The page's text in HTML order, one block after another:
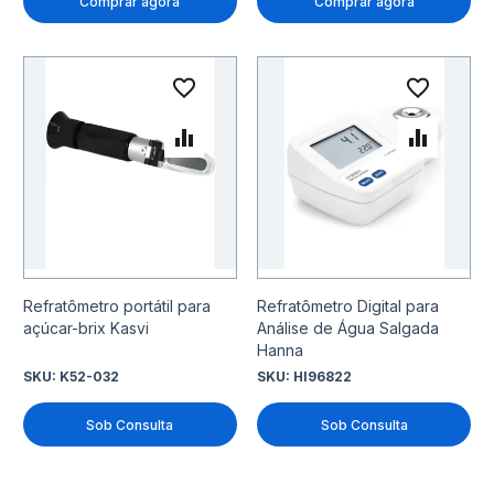
Refratômetro portátil para
açúcar-brix Kasvi
SKU: K52-032
Sob Consulta
Adicionar à lista de
Adicionar para Comparar
Refratômetro Digital para
Análise de Água Salgada
Hanna
SKU: HI96822
Sob Consulta